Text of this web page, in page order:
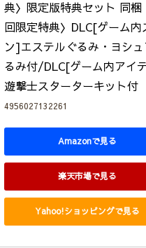
典〉限定版特典セット 同梱
回限定特典〉DLC[ゲーム内
ン]エステルぐるみ・ヨシ
るみ付/DLC[ゲーム内アイ
遊撃士スターターキット付
4956027132261
Amazonで見る
楽天市場で見る
Yahoo!ショッピングで見る